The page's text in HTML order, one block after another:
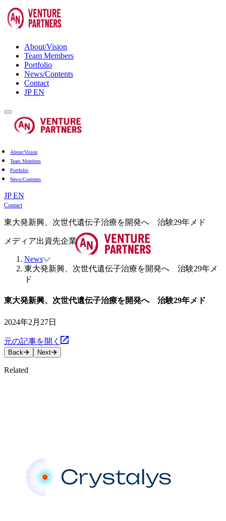
About/Vision
Team Members
Portfolio
News/Contents
Contact
JPEN
About/Vision
Team Members
Portfolio
News/Contents
JPEN
Contact
東大発新興、次世代遺伝子治療を開発へ 治験29年メド
メディア出資先企業
News
東大発新興、次世代遺伝子治療を開発へ 治験29年メ
ド
東大発新興、次世代遺伝子治療を開発へ 治験29年メド
2024年2月27日
元の記事を開く
Back Next
Related